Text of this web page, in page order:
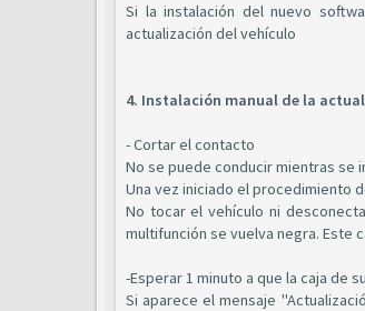
Si la instalación del nuevo
actualización del vehículo
4. Instalación manual de la
- Cortar el contacto
No se puede conducir mientras se
Una vez iniciado el procedimiento
No tocar el vehículo ni
multifunción se vuelva negra. Este
-Esperar 1 minuto a que la caja de
Si aparece el mensaje